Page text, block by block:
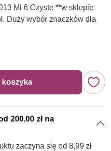
Mi 6 Czyste **w sklepie
Duży wybór znaczków dla
200,00 zł na
zaczyna się od 8,99 zł